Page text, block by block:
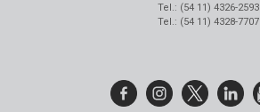
Tel.: (54 11) 4326-2593
Tel.: (54 11) 4328-7707